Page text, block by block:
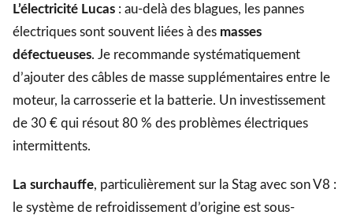
L’électricité Lucas : au-delà des blagues, les pannes
électriques sont souvent liées à des masses
défectueuses. Je recommande systématiquement
d’ajouter des câbles de masse supplémentaires entre le
moteur, la carrosserie et la batterie. Un investissement
de 30 € qui résout 80 % des problèmes électriques
intermittents.
La surchauffe, particulièrement sur la Stag avec son V8 :
le système de refroidissement d’origine est sous-